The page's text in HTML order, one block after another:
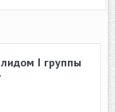
I группы